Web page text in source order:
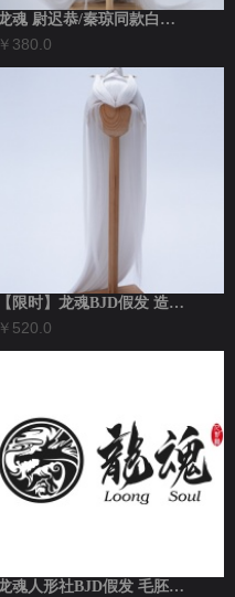
龙魂 尉迟恭/秦琼同款白色造型发LHW...
￥380.0
【限时】龙魂BJD假发 造型发LHWG3...
￥520.0
龙魂人形社BJD假发 毛胚发LHWG3-...